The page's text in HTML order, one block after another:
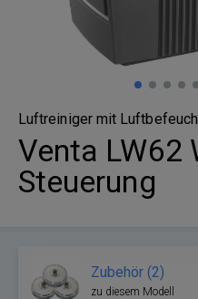
Luftreiniger mit
Venta LW62
Steuerung
Zubehör (2)
zu diesem Modell